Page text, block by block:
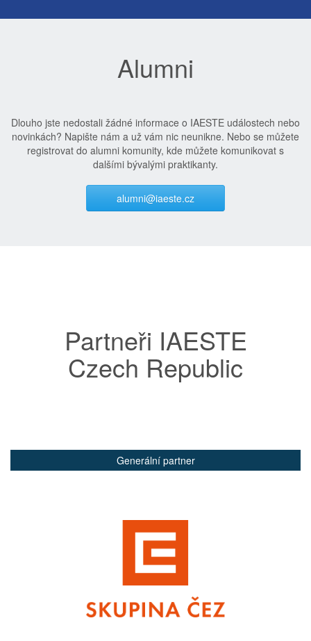
Alumni
Dlouho jste nedostali žádné informace o IAESTE událostech nebo
novinkách? Napište nám a už vám nic neunikne. Nebo se můžete
registrovat do alumni komunity, kde můžete komunikovat s
dalšími bývalými praktikanty.
alumni@iaeste.cz
Partneři IAESTE
Czech Republic
Generální partner